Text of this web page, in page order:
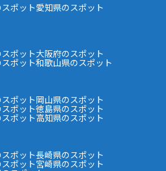
ポット愛知県のスポット
ポット大阪府のスポット
ポット和歌山県のスポット
ポット岡山県のスポット
ポット徳島県のスポット
ポット高知県のスポット
ポット長崎県のスポット
ポット宮崎県のスポット